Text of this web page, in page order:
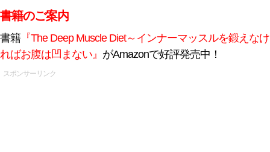
書籍のご案内
書籍『The Deep Muscle Diet～インナーマッスルを鍛えなけ
ればお腹は凹まない』 がAmazonで好評発売中！
スポンサーリンク